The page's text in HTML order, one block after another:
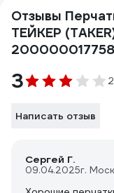
Отзывы
ТЕЙКЕР
3
Написать отзыв
Сергей Г.
09.04.2025г.